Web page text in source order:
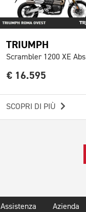
TRIUMPH
Scrambler 1200 XE Abs
€ 16.595
SCOPRI DI PIÙ
Assistenza Azienda